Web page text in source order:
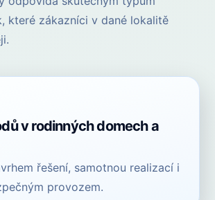
které zákazníci v dané lokalitě
v rodinných domech a
řešení, samotnou realizací i
provozem.